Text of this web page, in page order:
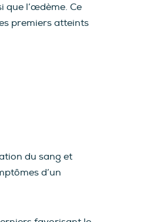
que l’œdème. Ce
premiers atteints
du sang et
d’un